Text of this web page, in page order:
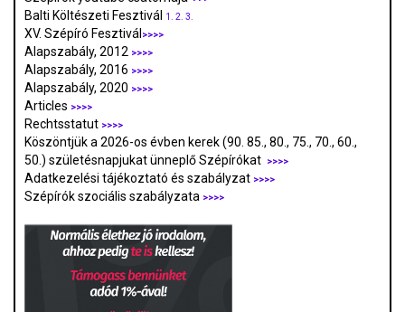
Balti Költészeti Fesztivál 1. 2. 3.
XV. Szépíró Fesztivál >>>>
Alapszabály, 2012 >>>>
Alapszabály, 2016 >>>>
Alapszabály, 2020 >>>>
Articles >>>>
Rechtsstatut >>>>
Köszöntjük a 2026-os évben kerek (90. 85., 80., 75., 70., 60.,
50.) születésnapjukat ünneplő Szépírókat
>>>>
Adatkezelési tájékoztató és szabályzat >>>>
Szépírók szociális szabályzata >>>>